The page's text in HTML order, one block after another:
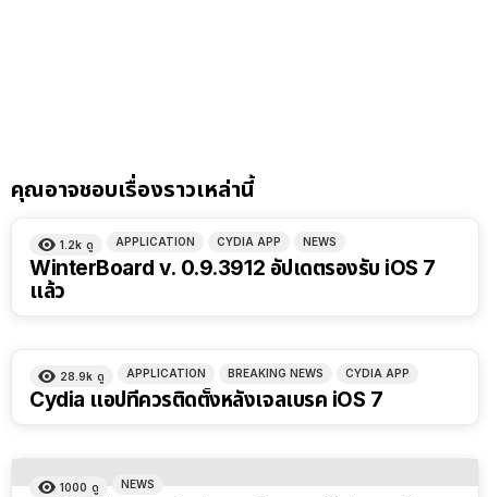
คุณอาจชอบเรื่องราวเหล่านี้
1.2k ดู APPLICATION CYDIA APP NEWS
WinterBoard v. 0.9.3912 อัปเดตรองรับ iOS 7
แล้ว
28.9k ดู APPLICATION BREAKING NEWS CYDIA APP
Cydia แอปที่ควรติดตั้งหลังเจลเบรค iOS 7
1000 ดู NEWS